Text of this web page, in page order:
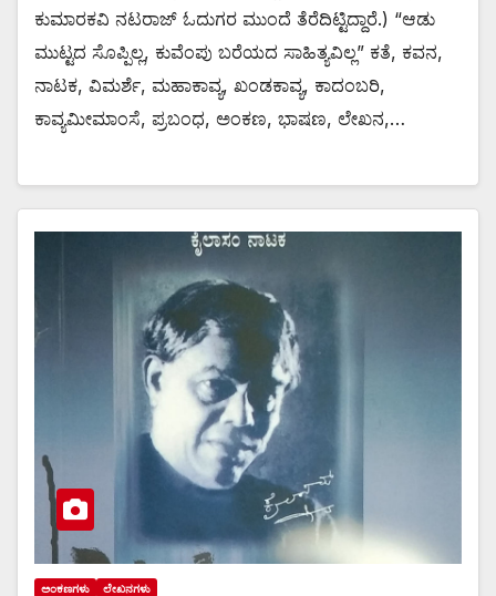
ಕುಮಾರಕವಿ ನಟರಾಜ್ ಓದುಗರ ಮುಂದೆ ತೆರೆದಿಟ್ಟಿದ್ದಾರೆ.) “ಆಡು
ಮುಟ್ಟದ ಸೊಪ್ಪಿಲ್ಲ, ಕುವೆಂಪು ಬರೆಯದ ಸಾಹಿತ್ಯವಿಲ್ಲ” ಕತೆ, ಕವನ,
ನಾಟಕ, ವಿಮರ್ಶೆ, ಮಹಾಕಾವ್ಯ, ಖಂಡಕಾವ್ಯ, ಕಾದಂಬರಿ,
ಕಾವ್ಯಮೀಮಾಂಸೆ, ಪ್ರಬಂಧ, ಅಂಕಣ, ಭಾಷಣ, ಲೇಖನ,…
ಅಂಕಣಗಳು ಲೇಖನಗಳು